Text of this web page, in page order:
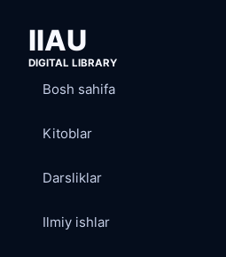
IIAU
DIGITAL LIBRARY
Bosh sahifa
Kitoblar
Darsliklar
Ilmiy ishlar